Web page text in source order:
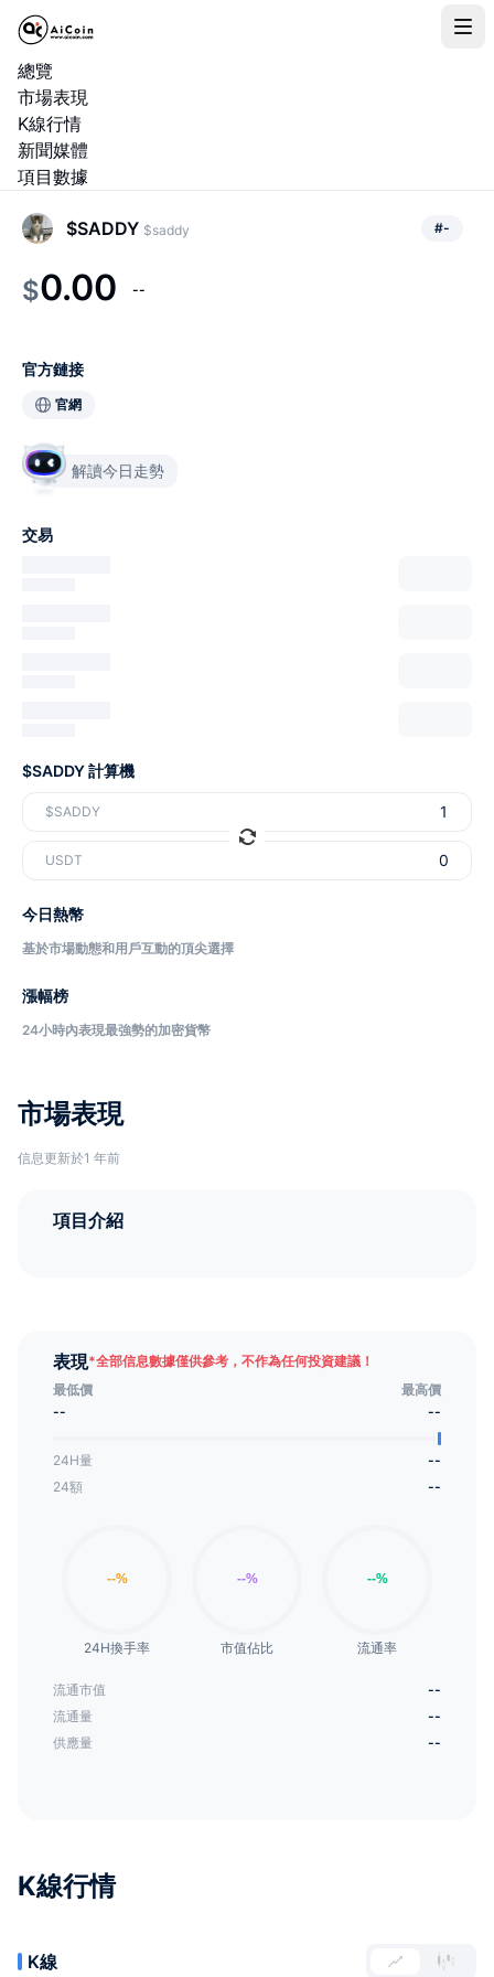
總覽
市場表現
K線行情
新聞媒體
項目數據
市場表現
信息更新於1 年前
項目介紹
表現*全部信息數據僅供參考，不作為任何投資建議！
最低價
最高價
--
--
24H量
--
24額
--
24H換手率 市值佔比 流通率
流通市值
--
流通量
--
供應量
--
K線行情
K線
$SADDY $saddy #-
$0.00 --
官方鏈接
官網
解讀今日走勢
交易
$SADDY 計算機
$SADDY
USDT
今日熱幣
基於市場動態和用戶互動的頂尖選擇
漲幅榜
24小時內表現最強勢的加密貨幣